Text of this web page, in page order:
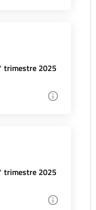
trimestre 2025
trimestre 2025